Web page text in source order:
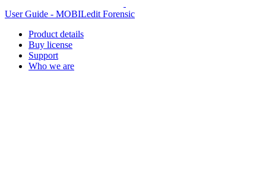
User Guide - MOBILedit Forensic
Product details
Buy license
Support
Who we are